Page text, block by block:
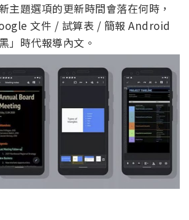
主題選項的更新時間會落在何時，
文件 / 試算表 / 簡報 Android
」時代報導內文。